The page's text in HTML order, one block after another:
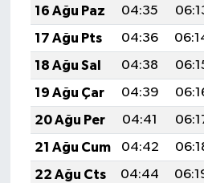
16 Ağu Paz
04:35
17 Ağu Pts
04:36
18 Ağu Sal
04:38
19 Ağu Çar
04:39
20 Ağu Per
04:41
21 Ağu Cum
04:42
22 Ağu Cts
04:44